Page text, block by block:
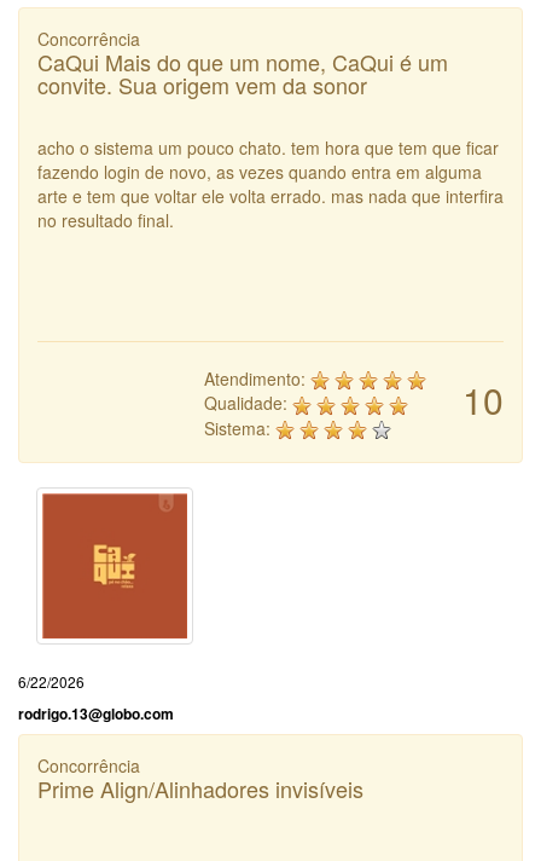
Concorrência
CaQui Mais do que um nome, CaQui é um
convite. Sua origem vem da sonor
acho o sistema um pouco chato. tem hora que tem que ficar
fazendo login de novo, as vezes quando entra em alguma
arte e tem que voltar ele volta errado. mas nada que interfira
no resultado final.
10
Atendimento:
Qualidade:
Sistema:
6/22/2026
rodrigo.13@globo.com
Concorrência
Prime Align/Alinhadores invisíveis